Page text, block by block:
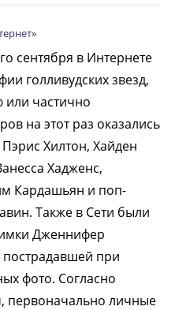
»
сентября в Интернете
голливудских звезд,
или частично
на этот раз оказались
Хилтон, Хайден
Хадженс,
Кардашьян и поп-
Также в Сети были
Дженнифер
при
фото. Согласно
первоначально личные